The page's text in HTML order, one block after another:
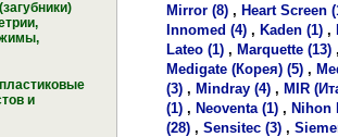
и
Mirror (8) , Heart Screen
Innomed (4) , Kaden (1) ,
Lateo (1) , Marquette (13)
Medigate (Корея) (5) ,
(3) , Mindray (4) , MIR
(1) , Neoventa (1) , Nihon
(28) , Sensitec (3) ,